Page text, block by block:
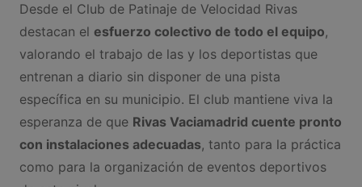
Desde el Club de Patinaje de Velocidad Rivas
destacan el esfuerzo colectivo de todo el equipo,
valorando el trabajo de las y los deportistas que
entrenan a diario sin disponer de una pista
específica en su municipio. El club mantiene viva la
esperanza de que Rivas Vaciamadrid cuente pronto
con instalaciones adecuadas, tanto para la práctica
como para la organización de eventos deportivos